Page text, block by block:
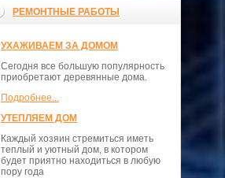
РЕМОНТНЫЕ РАБОТЫ
УХАЖИВАЕМ ЗА ДОМОМ
Сегодня все большую популярность
приобретают деревянные дома.
Подробнее...
УТЕПЛЯЕМ ДОМ
Каждый хозяин стремиться иметь
теплый и уютный дом, в котором
будет приятно находиться в любую
пору года